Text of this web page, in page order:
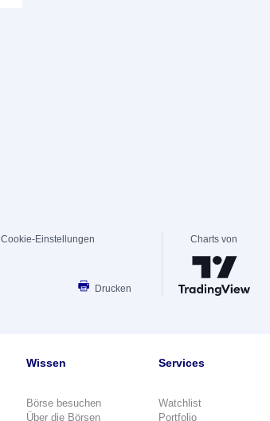
Cookie-Einstellungen
Drucken
Charts von
Wissen
Börse besuchen
Über die Börsen
Services
Watchlist
Portfolio